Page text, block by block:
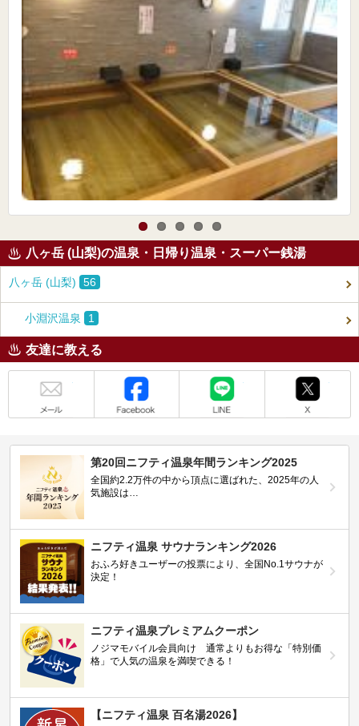
八ヶ岳 (山梨)の温泉・日帰り温泉・スーパー銭湯
八ヶ岳 (山梨) 56
小淵沢温泉 1
友達に教える
第20回ニフティ温泉年間ランキング2025
全国約2.2万件の中から頂点に選ばれた、2025年の人
気施設は…
ニフティ温泉 サウナランキング2026
おふろ好きユーザーの投票により、全国No.1サウナが
決定！
ニフティ温泉プレミアムクーポン
ノジマモバイル会員向け 通常よりもお得な「特別価
格」で人気の温泉を満喫できる！
【ニフティ温泉 百名湯2026】